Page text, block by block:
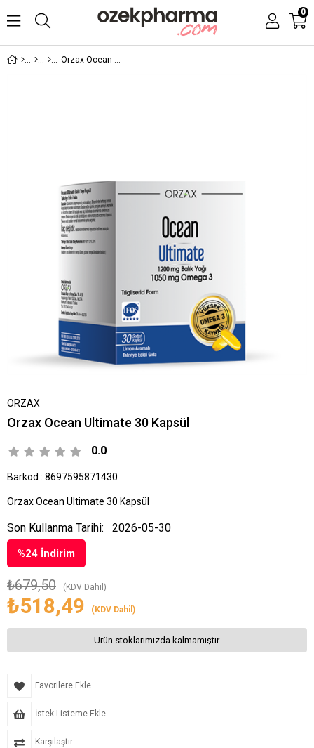
0
Orzax Ocean Ultimate 30 Kapsül
ORZAX
Orzax Ocean Ultimate 30 Kapsül
0.0
Barkod : 8697595871430
Orzax Ocean Ultimate 30 Kapsül
%24 İndirim
₺679,50 (KDV Dahil)
₺518,49 (KDV Dahil)
Son Kullanma Tarihi: 2026-05-30
Ürün stoklarımızda kalmamıştır.
Favorilere Ekle
İstek Listeme Ekle
Karşılaştır